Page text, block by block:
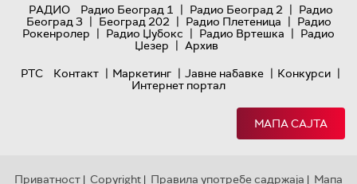
РАДИО
Радио Београд 1 | Радио Београд 2 | Радио
Београд 3 | Београд 202 | Радио Плетеница | Радио
Рокенролер | Радио Џубокс | Радио Вртешка | Радио
Џезер | Архив
РТС
Контакт | Маркетинг | Јавне набавке | Конкурси |
Интернет портал
МАПА САЈТА
Приватност | Copyright | Правила употребе садржаја | Мапа